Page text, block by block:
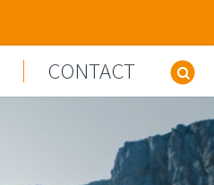
CONTACT